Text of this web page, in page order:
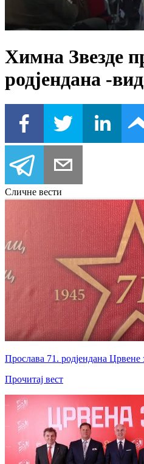
Химна Звезде
родјендана -
Сличне вести
Прослава 71. родјендана Црвене
Прочитај вест